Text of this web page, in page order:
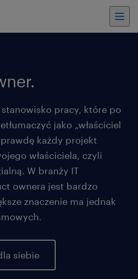
pracy, które po
jako „właściciel
każdy projekt
właściciela, czyli
W branży IT
ownera jest bardzo
znaczenie ma jednak
siebie